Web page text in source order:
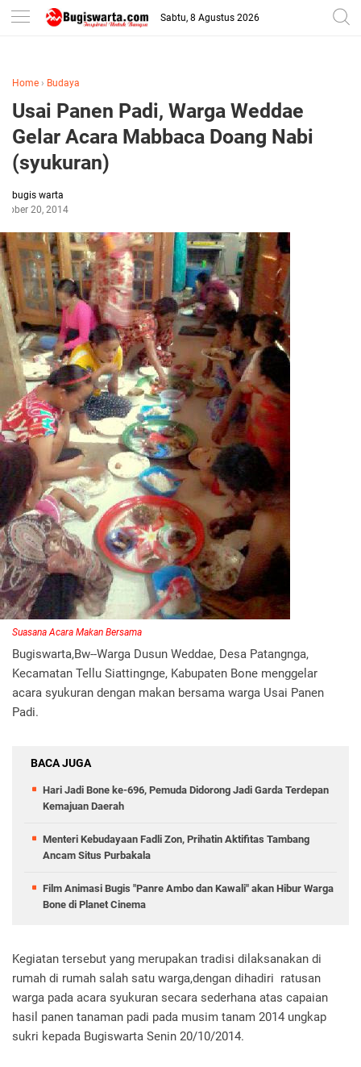
-->
Sabtu, 8 Agustus 2026
Home › Budaya
Usai Panen Padi, Warga Weddae
Gelar Acara Mabbaca Doang Nabi
(syukuran)
bugis warta
20, 2014
Suasana Acara Makan Bersama
Bugiswarta,Bw--Warga Dusun Weddae, Desa Patangnga,
Kecamatan Tellu Siattingnge, Kabupaten Bone menggelar
acara syukuran dengan makan bersama warga Usai Panen
Padi.
BACA JUGA
Hari Jadi Bone ke-696, Pemuda Didorong Jadi Garda Terdepan
Kemajuan Daerah
Menteri Kebudayaan Fadli Zon, Prihatin Aktifitas Tambang
Ancam Situs Purbakala
Film Animasi Bugis "Panre Ambo dan Kawali" akan Hibur Warga
Bone di Planet Cinema
Kegiatan tersebut yang merupakan tradisi dilaksanakan di
rumah di rumah salah satu warga,dengan dihadiri ratusan
warga pada acara syukuran secara sederhana atas capaian
hasil panen tanaman padi pada musim tanam 2014 ungkap
sukri kepada Bugiswarta Senin 20/10/2014.